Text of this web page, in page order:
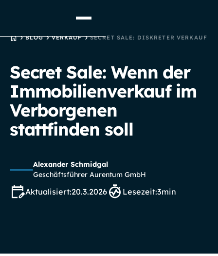
STARTSEITE
BLOG VERKAUF SECRET SALE: DISKRETER VERKAUF
Secret Sale: Wenn der
Immobilienverkauf im
Verborgenen
stattfinden soll
Alexander Schmidgal
Geschäftsführer Aurentum GmbH
Aktualisiert:20.3.2026 Lesezeit:3min